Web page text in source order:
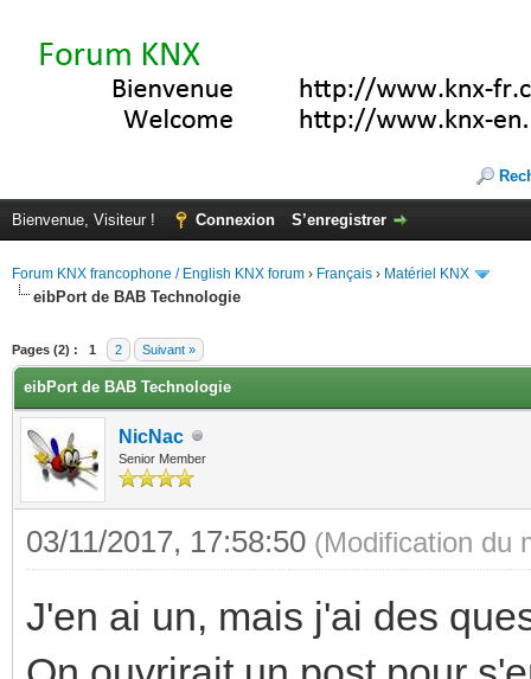
Bienvenue, Visiteur ! Connexion S’enregistrer
Forum KNX francophone / English KNX forum › Français › Matériel KNX
eibPort de BAB Technologie
Pages (2) : 1 2 Suivant »
eibPort de BAB Technologie
NicNac
Senior Member
03/11/2017, 17:58:50 (Modification du
J'en ai un, mais j'ai des